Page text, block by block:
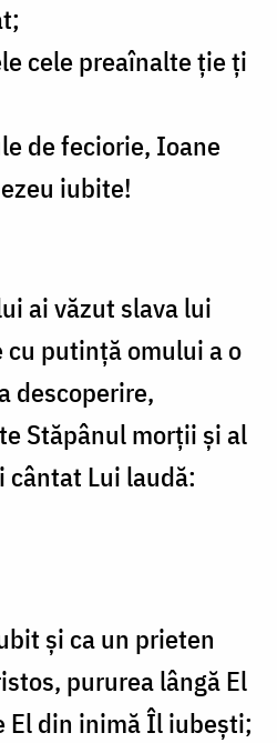
cele preaînalte ţie ţi
de feciorie, Ioane
iubite!
ai văzut slava lui
cu putinţă omului a o
descoperire,
Stăpânul morţii şi al
Lui laudă:
şi ca un prieten
pururea lângă El
El din inimă Îl iubeşti;